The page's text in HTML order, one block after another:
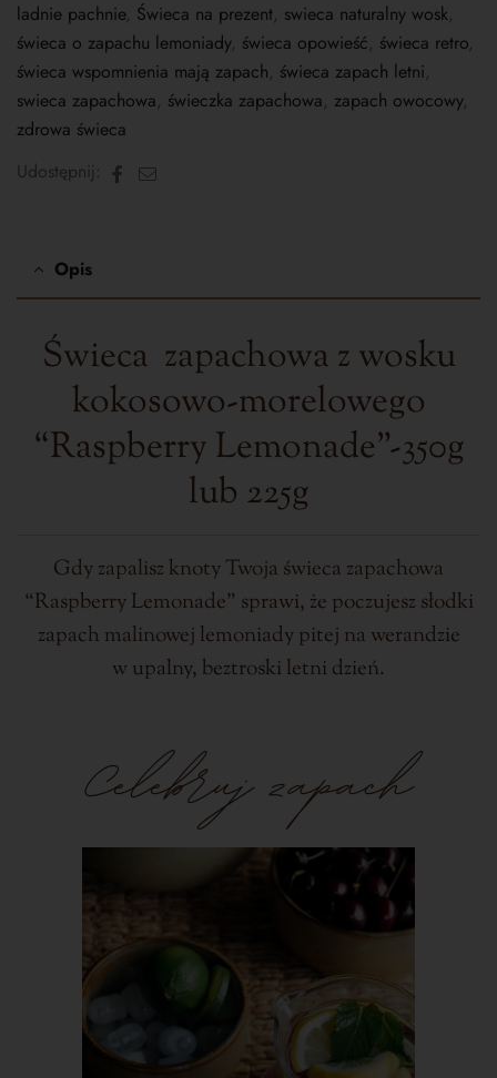
ladnie pachnie, Świeca na prezent, swieca naturalny wosk,
świeca o zapachu lemoniady, świeca opowieść, świeca retro,
świeca wspomnienia mają zapach, świeca zapach letni,
swieca zapachowa, świeczka zapachowa, zapach owocowy,
zdrowa świeca
Udostępnij:
Facebook
E-
Opis
Świeca zapachowaz wosku
kokosowo-morelowego
“Raspberry Lemonade”-350g
lub 225g
Gdy zapalisz knoty Twoja świeca zapachowa
“Raspberry Lemonade” sprawi, że poczujesz słodki
zapach malinowej lemoniady pitej na werandzie
w upalny, beztroski letni dzień.
Celebruj zapach